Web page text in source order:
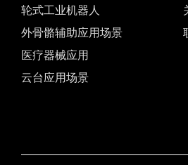
轮式工业机器人
外骨骼辅助应用场景
医疗器械应用
云台应用场景